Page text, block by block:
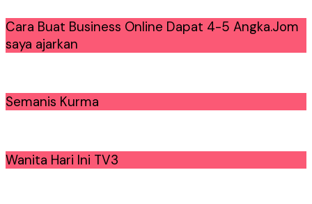
Cara Buat Business Online Dapat 4-5 Angka.Jom
saya ajarkan
Semanis Kurma
Wanita Hari Ini TV3